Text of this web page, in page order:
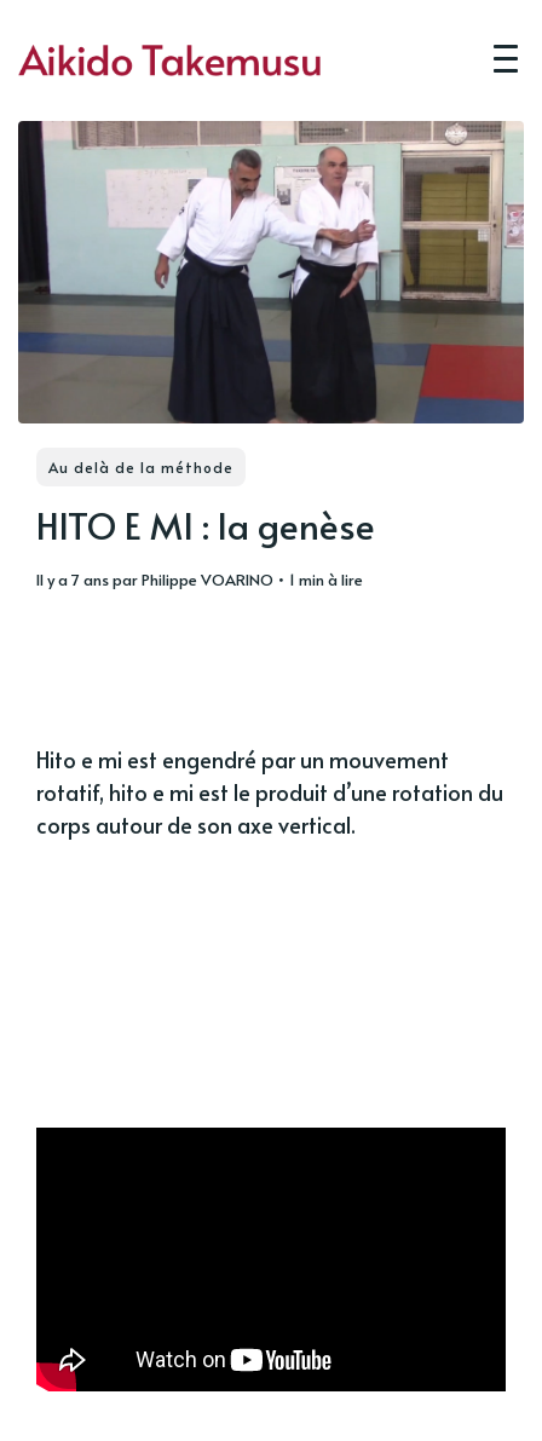
Au delà de la méthode
HITO E MI : la genèse
il y a 7 ansparPhilippe VOARINO • 1 min à lire
Hito e mi est engendré par un mouvement
rotatif, hito e mi est le produit d’une rotation du
corps autour de son axe vertical.